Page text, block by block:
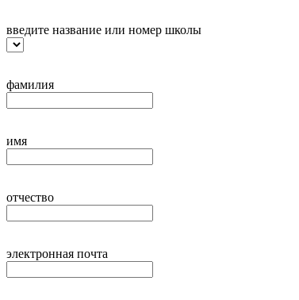
введите название или номер школы
фамилия
имя
отчество
электронная почта